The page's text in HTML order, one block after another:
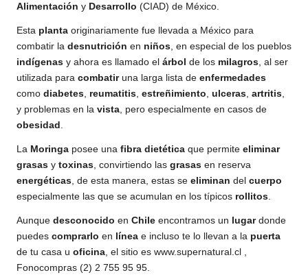
Alimentación y Desarrollo (CIAD) de México.
Esta planta originariamente fue llevada a México para
combatir la desnutrición en niños , en especial de los pueblos
indígenas y ahora es llamado el árbol de los milagros , al ser
utilizada para combatiruna larga lista de enfermedades
como diabetes reumatitis estreñimiento ulceras artritis
y problemas en la vista , pero especialmente en casos de
obesidad
La Moringa posee una fibra dietética que permite eliminar
grasas y toxinas , convirtiendo las grasas en reserva
energéticas , de esta manera, estas se eliminan del cuerpo
especialmente las que se acumulan en los típicos rollitos
Aunque desconocido en Chile encontramos un lugardonde
puedes comprarlo en línea e incluso te lo llevan a la puerta
de tu casa u oficina , el sitio es www.supernatural.cl ,
Fonocompras (2) 2 755 95 95.